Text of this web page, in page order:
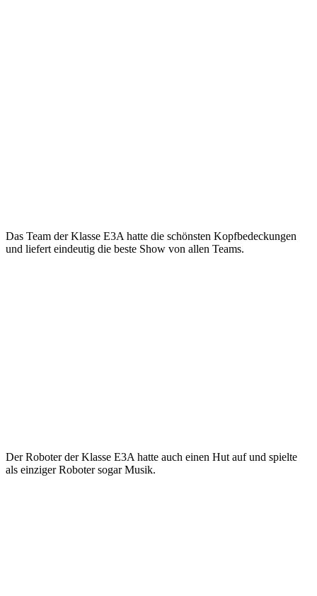
Das Team der Klasse E3A hatte die schönsten Kopfbedeckungen
und liefert eindeutig die beste Show von allen Teams.
Der Roboter der Klasse E3A hatte auch einen Hut auf und spielte
als einziger Roboter sogar Musik.